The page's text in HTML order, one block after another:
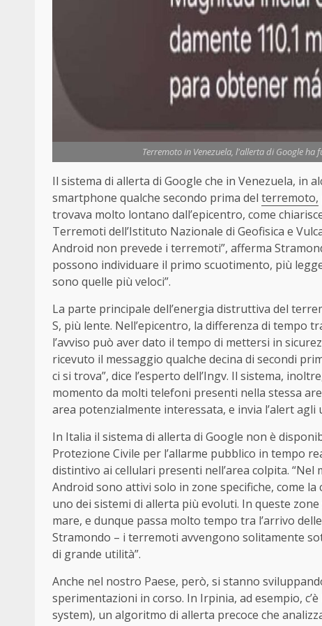
Terremoto in Venezuela, l'allerta di Google
Il sistema di allerta di Google che in Venezuela, in
smartphone qualche secondo prima del terremoto,
trovava molto lontano dall’epicentro, come
Terremoti dell’Istituto Nazionale di Geofisica e
Android non prevede i terremoti”, afferma
possono individuare il primo scuotimento, più
sono quelle più veloci”.
La parte principale dell’energia distruttiva del
S, più lente. Nell’epicentro, la differenza di tempo
l’avviso può aver dato il tempo di mettersi in
ricevuto il messaggio qualche decina di secondi
ci si trova”, dice l’esperto dell’Ingv. Il sistema,
momento da molti telefoni presenti nella stessa
area potenzialmente interessata, e invia l’alert agli
In Italia il sistema di allerta di Google non è
Protezione Civile per l’allarme pubblico in tempo
distintivo ai cellulari presenti nell’area colpita.
Android sono attivi solo in zone specifiche, come
uno dei sistemi di allerta più evoluti. In queste
mare, e dunque passa molto tempo tra l’arrivo
Stramondo – i terremoti avvengono solitamente
di grande utilità”.
Anche nel nostro Paese, però, si stanno
sperimentazioni in corso. In Irpinia, ad esempio,
system), un algoritmo di allerta precoce che